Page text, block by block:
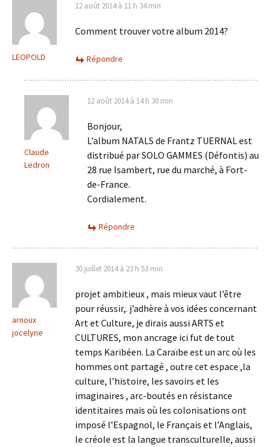
LEOPOLD
12 août 2014 à 11 h 34 min
Comment trouver votre album 2014?
Répondre
Claude
Ledron
12 août 2014 à 14 h 30 min
Bonjour,
L’album NATALS de Frantz TUERNAL est
distribué par SOLO GAMMES (Défontis) au
28 rue Isambert, rue du marché, à Fort-
de-France.
Cordialement.
Répondre
arnoux
jocelyne
30 juillet 2014 à 23 h 53 min
projet ambitieux , mais mieux vaut l’être
pour réussir,. j’adhère à vos idées concernant
Art et Culture, je dirais aussi ARTS et
CULTURES, mon ancrage ici fut de tout
temps Karibéen. La Caraïbe est un arc où les
hommes ont partagé , outre cet espace ,la
culture, l’histoire, les savoirs et les
imaginaires , arc-boutés en résistance
identitaires mais où les colonisations ont
imposé l’Espagnol, le Français et l’Anglais,
le créole est la langue transculturelle, aussi